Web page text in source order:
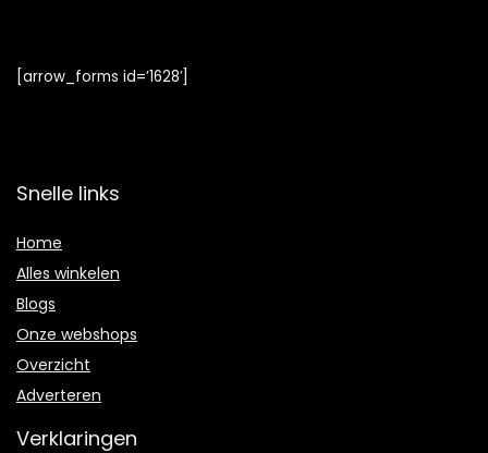
[arrow_forms id=’1628′]
Snelle links
Home
Alles winkelen
Blogs
Onze webshops
Overzicht
Adverteren
Verklaringen